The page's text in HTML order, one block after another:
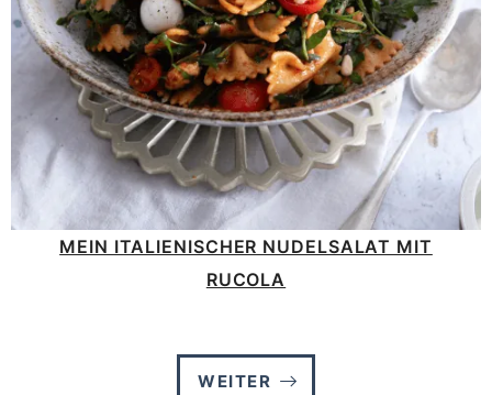
MEIN ITALIENISCHER NUDELSALAT MIT
RUCOLA
WEITER